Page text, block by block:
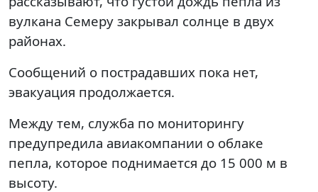
вулкана Семеру закрывал солнце в двух
районах.
Сообщений о пострадавших пока нет,
эвакуация продолжается.
Между тем, служба по мониторингу
предупредила авиакомпании о облаке
пепла, которое поднимается до 15 000 м в
высоту.